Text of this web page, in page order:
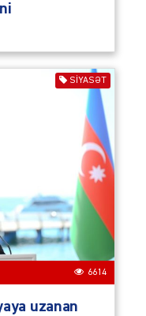
SIYASƏT
6614
uzanan